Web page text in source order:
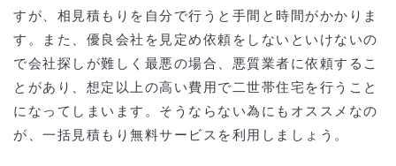
すが、相見積もりを自分で行うと手間と時間がかかりま
す。また、優良会社を見定め依頼をしないといけないの
で会社探しが難しく最悪の場合、悪質業者に依頼するこ
とがあり、想定以上の高い費用で二世帯住宅を行うこと
になってしまいます。そうならない為にもオススメなの
が、一括見積もり無料サービスを利用しましょう。